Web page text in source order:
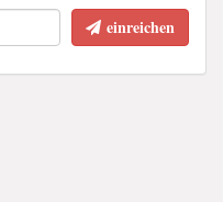
einreichen